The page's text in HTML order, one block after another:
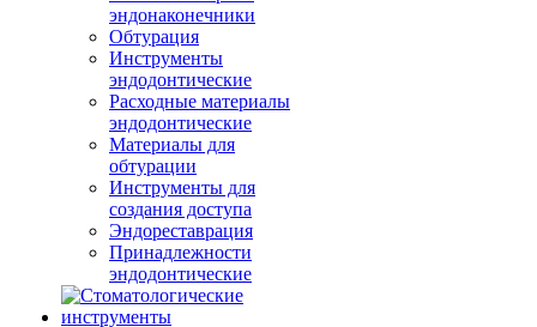
эндонаконечники
Обтурация
Инструменты
эндодонтические
Расходные материалы
эндодонтические
Материалы для
обтурации
Инструменты для
создания доступа
Эндореставрация
Принадлежности
эндодонтические